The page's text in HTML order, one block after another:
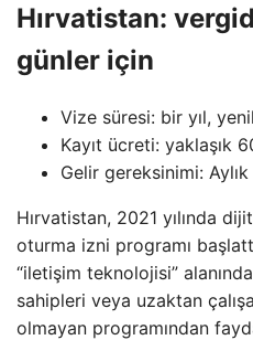
Hırvatistan:
günler için
Vize süresi: bir yıl,
Kayıt ücreti: yaklaşık
Gelir gereksinimi:
Hırvatistan, 2021 yılında
oturma izni programı
“iletişim teknolojisi”
sahipleri veya uzaktan
olmayan programından